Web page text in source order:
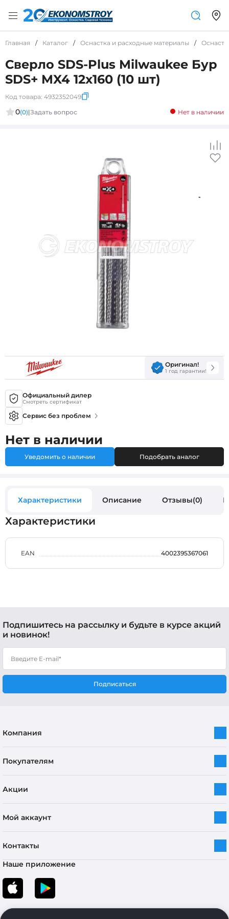
Главная / Каталог / Оснастка и расходные материалы /
Сверло SDS-Plus Milwaukee Бур
SDS+ MX4 12x160 (10 шт)
Код товара: 4932352049
0(0)|Задать вопрос Нет в наличии
Оригинал!
1 год гарантии!
Официальный дилер
Смотреть сертификат
Сервис без проблем
Нет в наличии
Уведомить о наличии Подобрать аналог
Характеристики Описание Отзывы(0)
Характеристики
EAN 4002395367061
Подпишитесь на рассылку и будьте в курсе акций
и новинок!
Подписаться
Компания
Покупателям
Акции
Мой аккаунт
Контакты
Наше приложение